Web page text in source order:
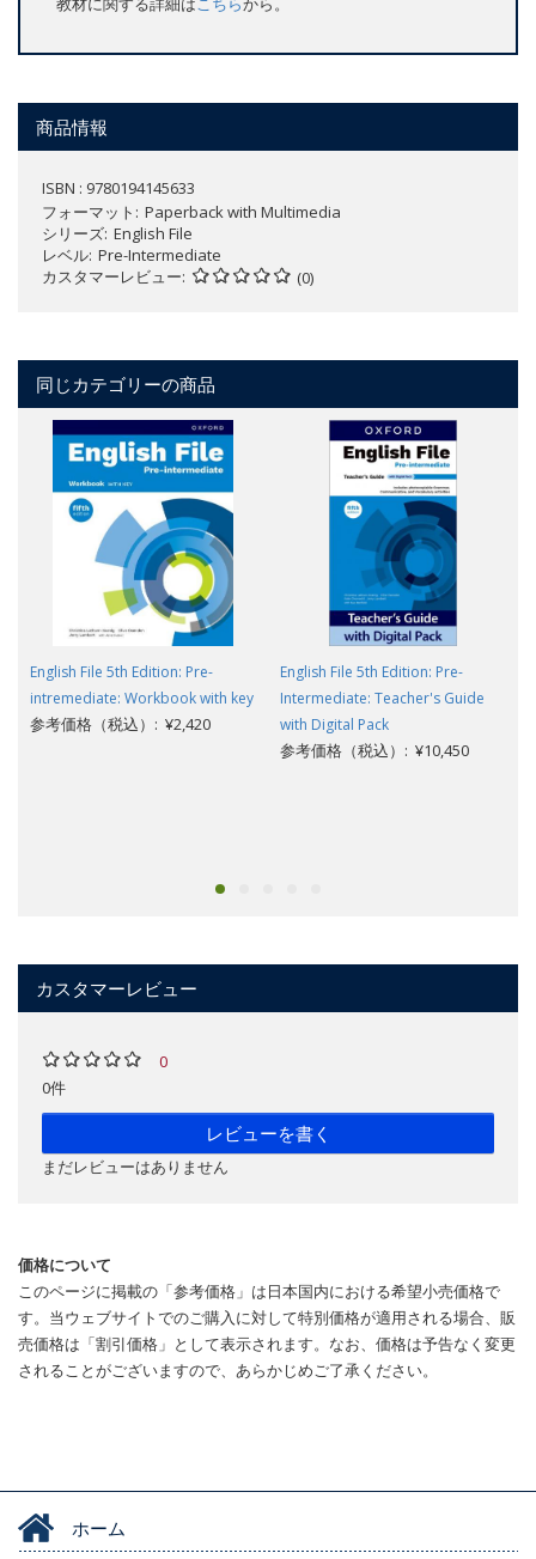
商品情報
ISBN : 9780194145633
フォーマット
Paperback with Multimedia
シリーズ English File
レベル Pre-Intermediate
カスタマーレビュー
(0)
同じカテゴリーの商品
English File 5th Edition: Pre-
intremediate: Workbook with key
参考価格（税込）: ¥2,420
English File 5th Edition: Pre-
Intermediate: Teacher's Guide
with Digital Pack
参考価格（税込）: ¥10,450
カスタマーレビュー
0
0件
レビューを書く
まだレビューはありません
価格について
このページに掲載の「参考価格」は日本国内における希望小売価格で
す。当ウェブサイトでのご購入に対して特別価格が適用される場合、販
売価格は「割引価格」として表示されます。なお、価格は予告なく変更
されることがございますので、あらかじめご了承ください。
ホーム